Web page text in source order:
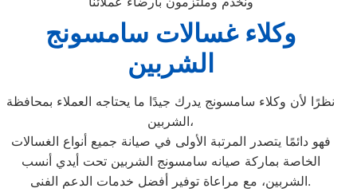
وكلاء غسالات سامسونج
الشربين
نظرًا لأن وكلاء سامسونج يدرك جيدًا ما يحتاجه العملاء بمحافظة
الشربين،
فهو دائمًا يتصدر المرتبة الأولى في صيانة جميع أنواع الغسالات
الخاصة بماركة صيانه سامسونج الشربين تحت أيدي أنسب
الشربين، مع مراعاة توفير أفضل خدمات الدعم الفنى.